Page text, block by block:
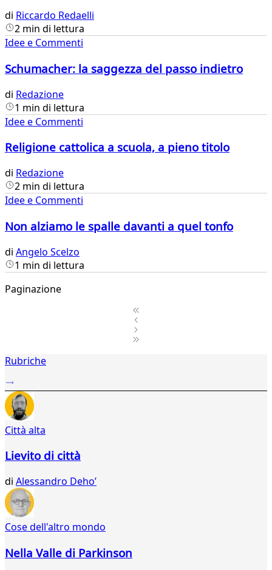
di Riccardo Redaelli
2 min di lettura
Idee e Commenti
Schumacher: la saggezza del passo indietro
di Redazione
1 min di lettura
Idee e Commenti
Religione cattolica a scuola, a pieno titolo
di Redazione
2 min di lettura
Idee e Commenti
Non alziamo le spalle davanti a quel tonfo
di Angelo Scelzo
1 min di lettura
Paginazione
2Rubriche
Città alta
Lievito di città
di Alessandro Dehoʼ
Cose dell'altro mondo
Nella Valle di Parkinson